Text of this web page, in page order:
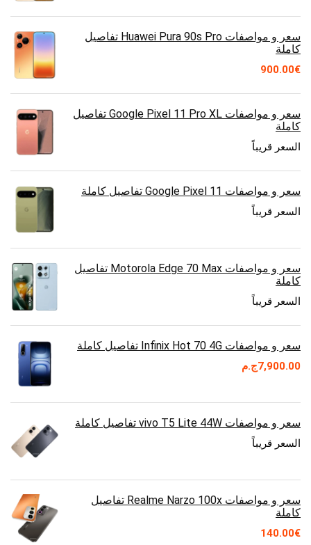
سعر و مواصفات Huawei Pura 90s Pro تفاصيل
كاملة
€
900.00
سعر و مواصفات Google Pixel 11 Pro XL تفاصيل
كاملة
السعر قريباً
سعر و مواصفات Google Pixel 11 تفاصيل كاملة
السعر قريباً
سعر و مواصفات Motorola Edge 70 Max تفاصيل
كاملة
السعر قريباً
سعر و مواصفات Infinix Hot 70 4G تفاصيل كاملة
ج.م7,900.00
سعر و مواصفات vivo T5 Lite 44W تفاصيل كاملة
السعر قريباً
سعر و مواصفات Realme Narzo 100x تفاصيل
كاملة
€
140.00